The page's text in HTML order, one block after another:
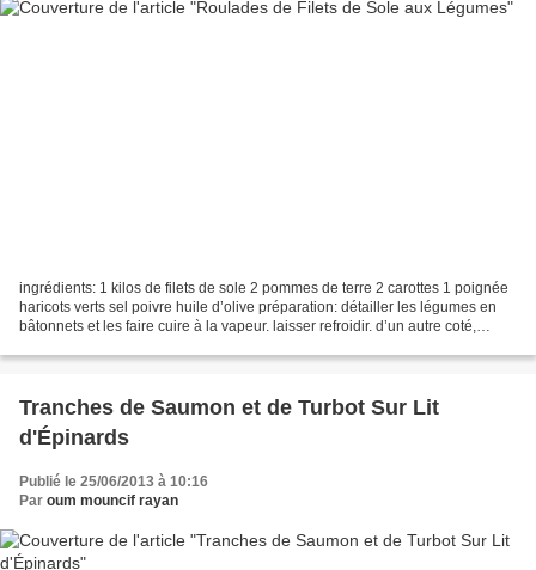
ingrédients: 1 kilos de filets de sole 2 pommes de terre 2 carottes 1 poignée
haricots verts sel poivre huile d’olive préparation: détailler les légumes en
bâtonnets et les faire cuire à la vapeur. laisser refroidir. d’un autre coté,
Tranches de Saumon et de Turbot Sur Lit
d'Épinards
Publié le 25/06/2013 à 10:16
Par oum mouncif rayan